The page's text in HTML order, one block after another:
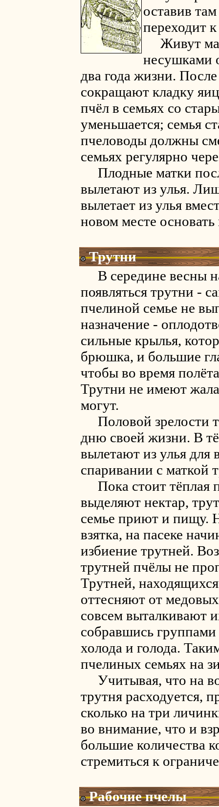
оставив
переходит
Живут
несушками
два года жизни.
сокращают кладку
пчёл в семьях со
уменьшается; семья
пчеловоды должны
семьях регулярно
Плодные матки
вылетают из улья.
вылетает из улья
новом месте
Трутни
В середине весны
появляться трутни -
пчелиной семье не
назначение -
сильные крылья,
брюшка, и большие
чтобы во время
Трутни не имеют
могут.
Половой зрелости
дню своей жизни. В
вылетают из улья для
спаривании с маткой
Пока стоит тёплая
выделяют нектар,
семье приют и пищу.
взятка, на пасеке
избиение трутней.
трутней пчёлы не
Трутней,
оттесняют от
совсем выталкивают
собравшись
холода и голода.
пчелиных семьях на
Учитывая, что на
трутня расходуется,
сколько на три
во внимание, что и
большие количества
стремиться к
Рабочие пчелы